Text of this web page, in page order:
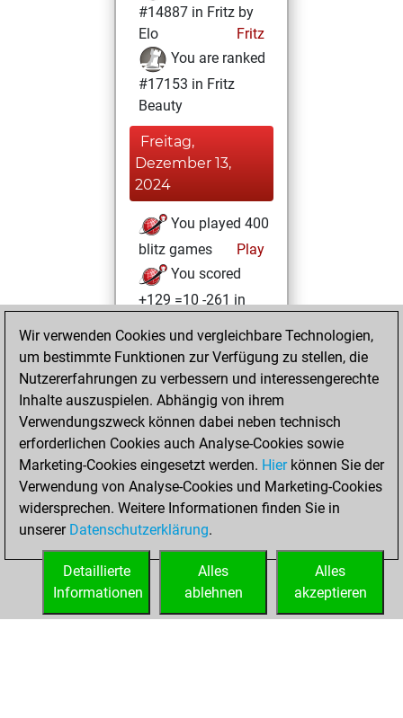
#14887 in Fritz by
Elo
Fritz
You are ranked
#17153 in Fritz
Beauty
Freitag,
Dezember 13,
2024
You played 400
blitz games
Play
You scored
+129 =10 -261 in
Montag, Februar
20, 2023
You achieved a
BeautyScore of 6
Fritz
You
achieved a new Elo
of 1588
You created
your Fritz account
Wir verwenden Cookies und vergleichbare Technologien,
um bestimmte Funktionen zur Verfügung zu stellen, die
Nutzererfahrungen zu verbessern und interessengerechte
Inhalte auszuspielen. Abhängig von ihrem
Verwendungszweck können dabei neben technisch
erforderlichen Cookies auch Analyse-Cookies sowie
Marketing-Cookies eingesetzt werden. Hierkönnen Sie der
Verwendung von Analyse-Cookies und Marketing-Cookies
widersprechen. Weitere Informationen finden Sie in
unserer Datenschutzerklärung.
Alles
akzeptieren
Alles
ablehnen
Detaillierte
Informationen